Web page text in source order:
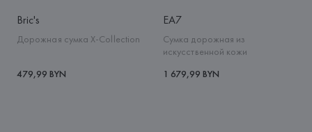
Bric's
Дорожная сумка X-Collection
479,99 BYN
EA7
Сумка дорожная из
искусственной кожи
1 679,99 BYN